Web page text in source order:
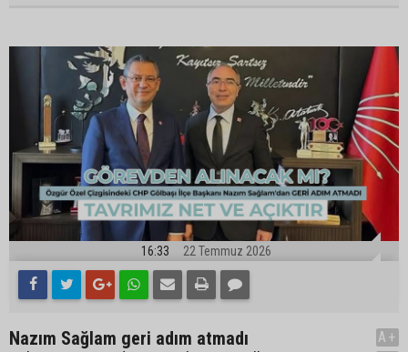
16:33 22 Temmuz 2026
Nazım Sağlam geri adım atmadı
A+